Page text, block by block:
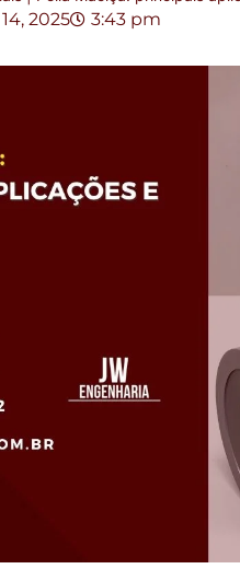
2025 3:43 pm